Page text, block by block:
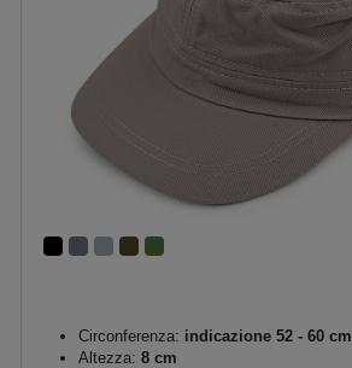
Circonferenza: indicazione 52 - 60 cm
Altezza: 8 cm